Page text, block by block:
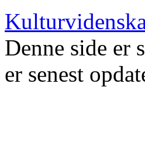
Denne side er
er senest